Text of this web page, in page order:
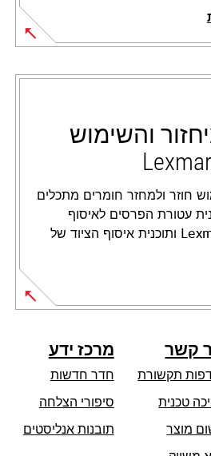
והשימוש
חוזר ולמחזר חומרים מתכלים
עטורת הפרסים לאיסוף
מחסניות דיו של Lexmark ותוכנית איסוף הציוד של
קשר
תקשורת
טכניתopens
מוצר
מרכז ידע
חדר חדשות
סיפורי הצלחה
תובנות אנליסטים